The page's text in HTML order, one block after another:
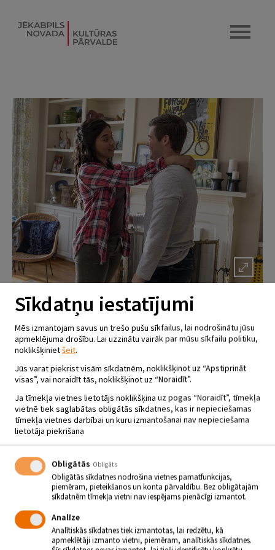
KINO PLACĪ KOMĒDIJA
“NERĀTNĀ DŽEKSI”
05.08 - 07.08 - plkst.21.30
Jēkabpils Tautas nams, Kino placis
Komēdija “Nerātnā Džeksi”
Kino Placī Jēkabpils Tautas nama pagalmā no 5. līdz 7.
augustam katru vakaru plkst. 21.30 tiks demonstrēti
brīvdabas kino seansi. Kino Plača sezonu turpināsim ar
komēdiju “Nerātnā Džeksi”.
Fila dzīvē nav nekā svarīgāka par telefonu. Viņam nav draugu, darbā
viņa galvenais uzdevums ir meklēt smieklīgākos kaķu video, un,
protams, viņam nav pat nojausmas par pretējo dzimumu. Viss viņa
kuram ir kāda “fīča” – Džeksi – mākslīgais intelekts jeb virtuālais
asistents. Ar viņas palīdzību Fils beidzot sāk dzīvot pa īstam. Tomēr
drīz vien dzīve sāk līdzināties murgam, jo Džeksi mēģina puisi
kontrolēt pārāk daudz un vēlas viņu paturēt tikai sev.
Sīkdatņu iestatījumi
Mēs izmantojam savus un trešo pušu sīkfailus, lai nodrošinātu jūsu
apmeklējuma drošību. Lai uzzinātu vairāk par mūsu sīkfailu politiku,
noklikšķinietšeit.
Jūs varat piekrist visām sīkdatnēm, noklikšķinot uz “Apstiprināt
visas”, vai noraidīt tās, noklikšķinot uz “Noraidīt”.
Ja tīmekļa vietnes lietotājs noklikšķina uz pogas “Noraidīt”, tīmekļa
vietnē tiek saglabātas obligātās sīkdatnes, kas ir nepieciešamas
tīmekļa vietnes darbībai un kuru izmantošanai nav nepieciešama
lietotāja piekrišana
Obligātās Obligāts
Obligātās sīkdatnes nodrošina vietnes pamatfunkcijas,
piemēram, pieteikšanos un konta pārvaldību. Bez obligātajām
sīkdatnēm tīmekļa vietni nav iespējams pienācīgi izmantot.
Analīze
Analītiskās sīkdatnes tiek izmantotas, lai redzētu, kā
apmeklētāji izmanto vietni, piemēram, analītiskās sīkdatnes.